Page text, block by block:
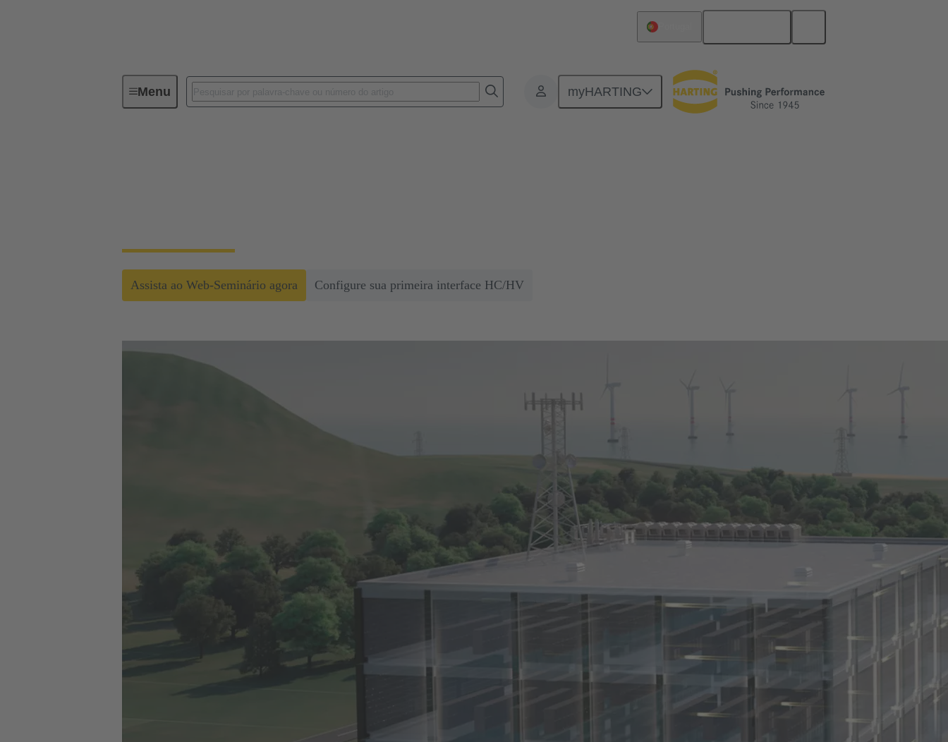
Menu myHARTING
Soluções de infraestrutura de data center Escalabilidade simples e segura da energia da rede
Assista ao Web-Seminário agora Configure sua primeira interface HC/HV